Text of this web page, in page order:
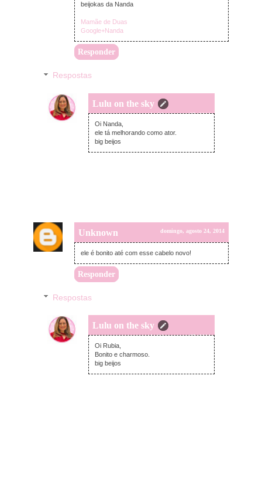
beijokas da Nanda
Mamãe de Duas
Google+Nanda
Responder
Respostas
Lulu on the sky
segunda-feira, agosto 25, 2014
Oi Nanda,
ele tá melhorando como ator.
big beijos
Unknown domingo, agosto 24, 2014
ele é bonito até com esse cabelo novo!
Responder
Respostas
Lulu on the sky
segunda-feira, agosto 25, 2014
Oi Rubia,
Bonito e charmoso.
big beijos